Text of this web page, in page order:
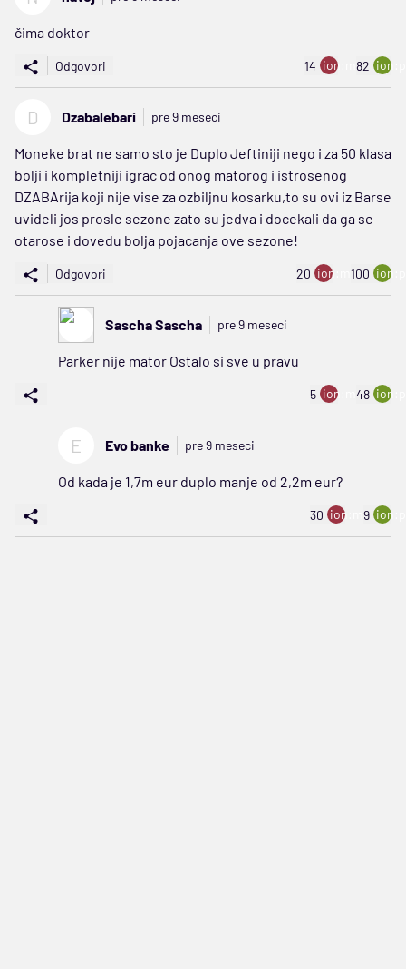
čima doktor
Odgovori 14 ion:minus
82
D Dzabalebari pre 9 meseci
Moneke brat ne samo sto je Duplo Jeftiniji nego i za 50 klasa
bolji i kompletniji igrac od onog matorog i istrosenog
DZABArija koji nije vise za ozbiljnu kosarku,to su ovi iz Barse
uvideli jos prosle sezone zato su jedva i docekali da ga se
otarose i dovedu bolja pojacanja ove sezone!
Odgovori 20 ion:minus
100
Sascha Sascha pre 9 meseci
Parker nije mator Ostalo si sve u pravu
5 ion:minus
48
E Evo banke pre 9 meseci
Od kada je 1,7m eur duplo manje od 2,2m eur?
30 ion:minus
9